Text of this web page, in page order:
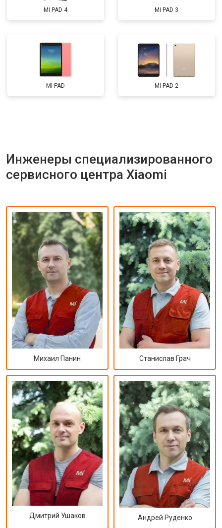
MI PAD 4 MI PAD 3
MI PAD MI PAD 2
Инженеры специализированного
сервисного центра Xiaomi
Михаил Панин Станислав Грач
Дмитрий Ушаков Андрей Руденко